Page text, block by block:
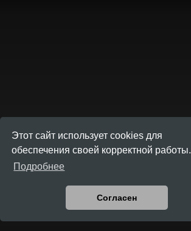
Этот сайт использует cookies для
обеспечения своей корректной работы.
Подробнее
Согласен